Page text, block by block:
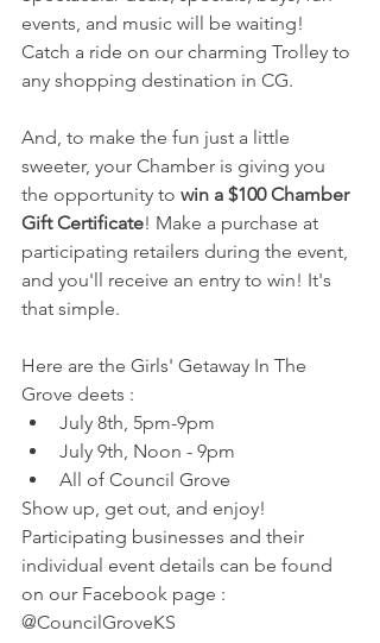
events, and music will be waiting!
Catch a ride on our charming Trolley to
any shopping destination in CG.
And, to make the fun just a little
sweeter, your Chamber is giving you
the opportunity to win a $100 Chamber
Gift Certificate! Make a purchase at
participating retailers during the event,
and you'll receive an entry to win! It's
that simple.
Here are the Girls' Getaway In The
Grove deets :
July 8th, 5pm-9pm
July 9th, Noon - 9pm
All of Council Grove
Show up, get out, and enjoy!
Participating businesses and their
individual event details can be found
on our Facebook page :
@CouncilGroveKS